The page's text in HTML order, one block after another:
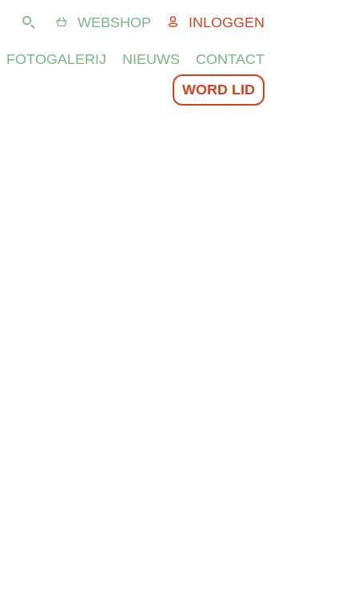
Zoeken
FOTOGALERIJ NIEUWS
CONTACT
WORD LID
WEBSHOP INLOGGEN